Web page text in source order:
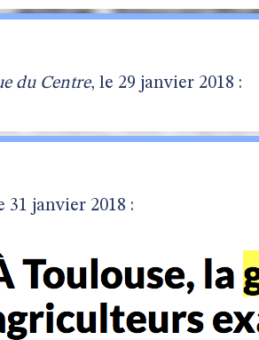
du Centre, le 29 janvier 2018 :
31 janvier 2018 :